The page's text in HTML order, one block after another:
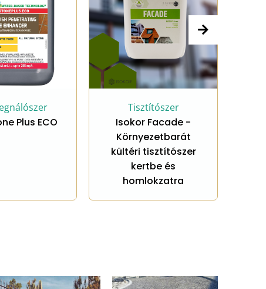
Tisztítószer
Isokor Facade -
Impregnálószer
Fila MP90